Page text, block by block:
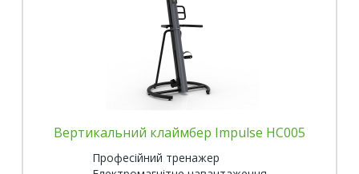
Вертикальний клаймбер Impulse HC005
Професійний тренажер